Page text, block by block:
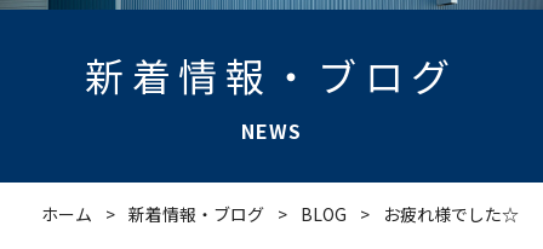
新着情報・ブログ
NEWS
ホーム > 新着情報・ブログ > BLOG > お疲れ様でした☆